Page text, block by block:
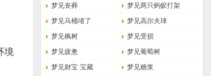
梦见丧葬
梦见两只蚂蚁打架
梦见马桶堵了
梦见高尔夫球
梦见枫树
梦见受损
梦见疲惫
梦见葡萄树
梦见财宝 宝藏
梦见糖浆
境